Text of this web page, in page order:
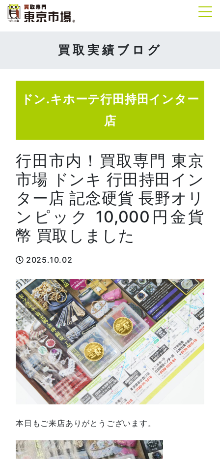
買取実績ブログ
ドン.キホーテ行田持田インター
店
行田市内！買取専門 東京
市場 ドンキ 行田持田イン
ター店 記念硬貨 長野オリ
ンピック 10,000円金貨
幣 買取しました
2025.10.02
本日もご来店ありがとうございます。